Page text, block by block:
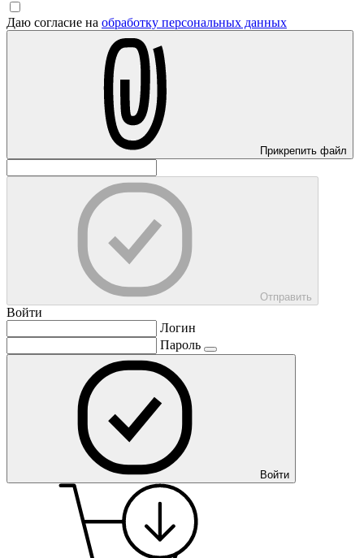
Даю согласие на обработку персональных данных
Прикрепить файл
Отправить
Войти
Логин
Пароль
Войти